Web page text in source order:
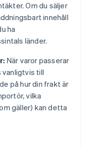
Om du säljer
innehåll
ha
länder.
När varor passerar
till
på hur din frakt är
vilka
gäller) kan detta